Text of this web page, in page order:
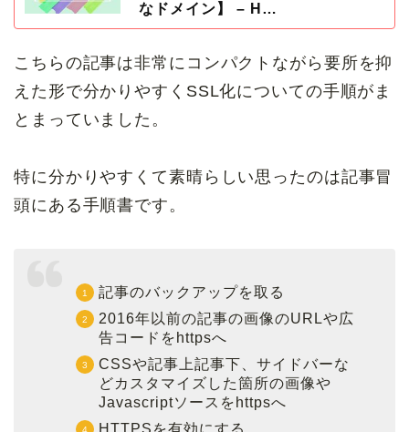
なドメイン】 – H…
こちらの記事は非常にコンパクトながら要所を抑
えた形で分かりやすくSSL化についての手順がま
とまっていました。
特に分かりやすくて素晴らしい思ったのは記事冒
頭にある手順書です。
記事のバックアップを取る
2016年以前の記事の画像のURLや広
告コードをhttpsへ
CSSや記事上記事下、サイドバーな
どカスタマイズした箇所の画像や
Javascriptソースをhttpsへ
HTTPSを有効にする